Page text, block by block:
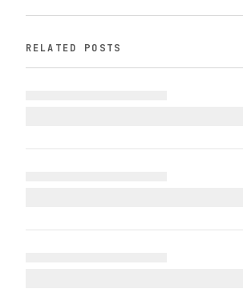
RELATED POSTS